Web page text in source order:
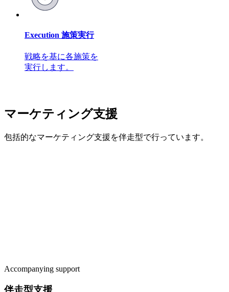
Execution 施策実行
戦略を基に各施策を
実行します。
マーケティング支援
包括的なマーケティング支援を伴走型で行っています。
Accompanying support
伴走型支援